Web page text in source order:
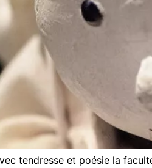
tendresse et poésie la